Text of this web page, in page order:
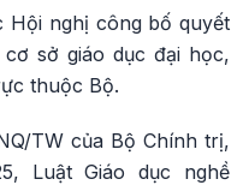
Hội nghị công bố quyết
sở giáo dục đại học,
thuộc Bộ.
TW của Bộ Chính trị,
Luật Giáo dục nghề